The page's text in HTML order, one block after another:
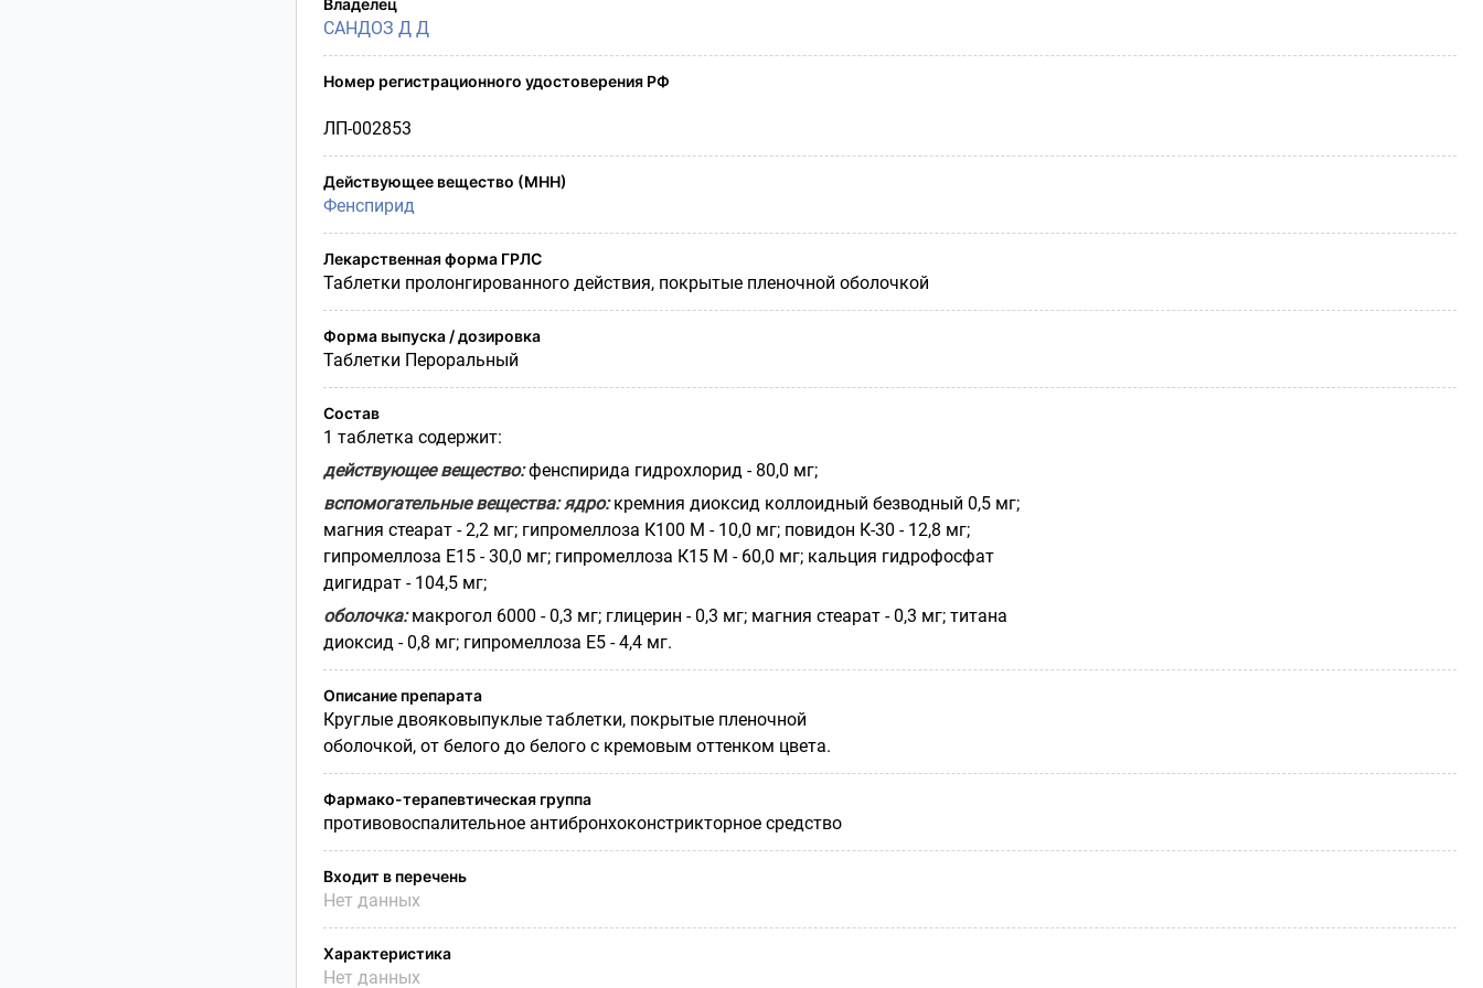
САНДОЗ Д Д
Номер регистрационного удостоверения РФ
ЛП-002853
Действующее вещество (МНН)
Фенспирид
Лекарственная форма ГРЛС
Таблетки пролонгированного действия, покрытые пленочной оболочкой
Форма выпуска / дозировка
Таблетки Пероральный
Состав
1 таблетка содержит:
действующее вещество:фенспирида гидрохлорид - 80,0 мг;
вспомогательные вещества: ядро:кремния диоксид коллоидный безводный 0,5 мг;
магния стеарат - 2,2 мг; гипромеллоза К100 М - 10,0 мг; повидон К-30 - 12,8 мг;
гипромеллоза Е15 - 30,0 мг; гипромеллоза К15 М - 60,0 мг; кальция гидрофосфат
дигидрат - 104,5 мг;
оболочка:макрогол 6000 - 0,3 мг; глицерин - 0,3 мг; магния стеарат - 0,3 мг; титана
диоксид - 0,8 мг; гипромеллоза Е5 - 4,4 мг.
Описание препарата
Круглые двояковыпуклые таблетки, покрытые пленочной
оболочкой, от белого до белого с кремовым оттенком цвета.
Фармако-терапевтическая группа
противовоспалительное антибронхоконстрикторное средство
Входит в перечень
Нет данных
Характеристика
Нет данных